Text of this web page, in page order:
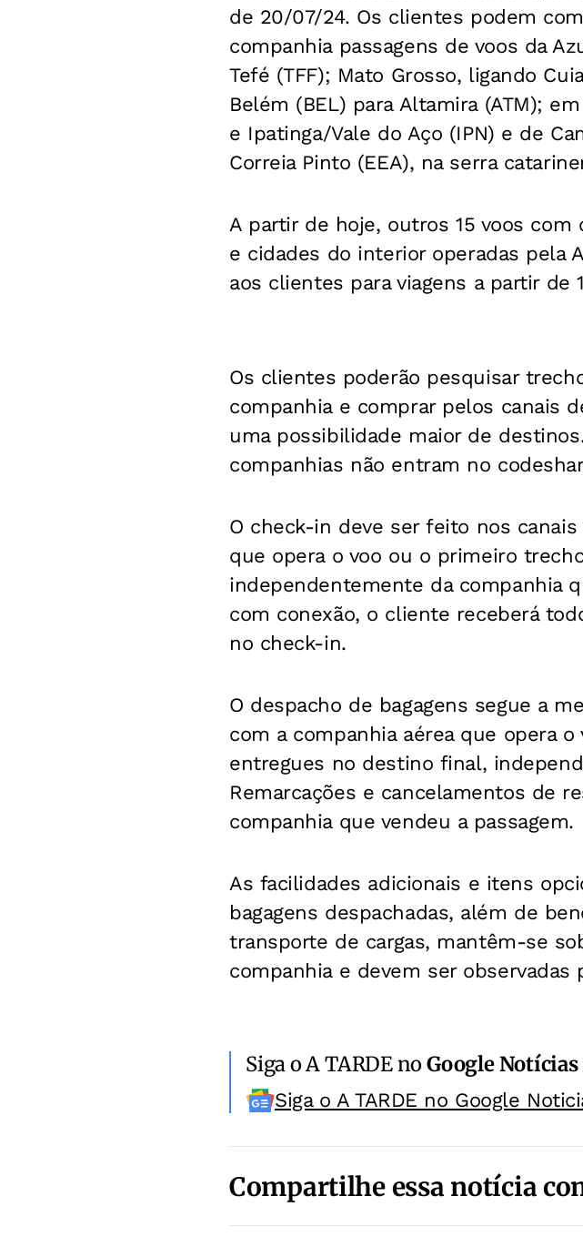
de 20/07/24. Os clientes podem
companhia passagens de voos da
Tefé (TFF); Mato Grosso, ligando
Belém (BEL) para Altamira (ATM);
e Ipatinga/Vale do Aço (IPN) e de
Correia Pinto (EEA), na serra
A partir de hoje, outros 15 voos
e cidades do interior operadas pela
aos clientes para viagens a partir de
Os clientes poderão pesquisar
companhia e comprar pelos canais
uma possibilidade maior de
companhias não entram no
O check-in deve ser feito nos
que opera o voo ou o primeiro
independentemente da companhia
com conexão, o cliente receberá
no check-in.
O despacho de bagagens segue a
com a companhia aérea que opera
entregues no destino final,
Remarcações e cancelamentos de
companhia que vendeu a passagem.
As facilidades adicionais e itens
bagagens despachadas, além de
transporte de cargas, mantêm-se
companhia e devem ser observadas
Siga o A TARDE noGoogle Notícias
Siga o A TARDE no Google
Compartilhe essa notícia